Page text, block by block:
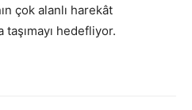
çok alanlı harekât
hedefliyor.